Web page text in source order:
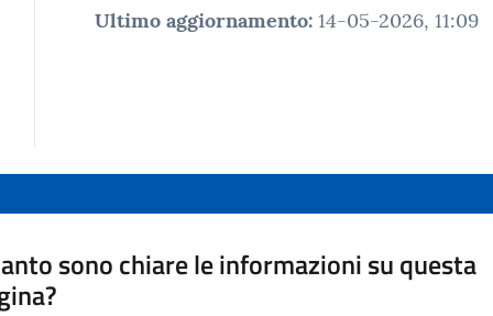
Ultimo aggiornamento: 14-05-2026, 11:09
sono chiare le informazioni su questa